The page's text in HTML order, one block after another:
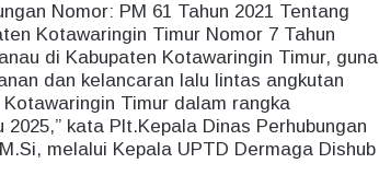
Nomor: PM 61 Tahun 2021 Tentang
Kotawaringin Timur Nomor 7 Tahun
di Kabupaten Kotawaringin Timur, guna
dan kelancaran lalu lintas angkutan
Timur dalam rangka
kata Plt.Kepala Dinas Perhubungan
melalui Kepala UPTD Dermaga Dishub